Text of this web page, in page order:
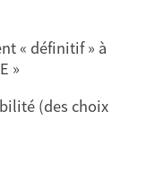
« définitif » à
»
(des choix